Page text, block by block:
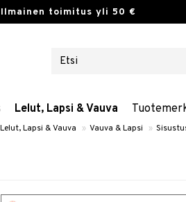
Ilmainen toimitus yli 50 €
Lelut, Lapsi & Vauva
Lelut, Lapsi & Vauva » Vauva & Lapsi »